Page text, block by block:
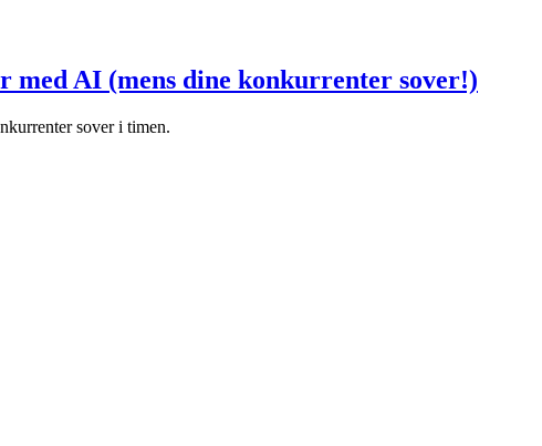
med AI (mens dine konkurrenter sover!)
sover i timen.